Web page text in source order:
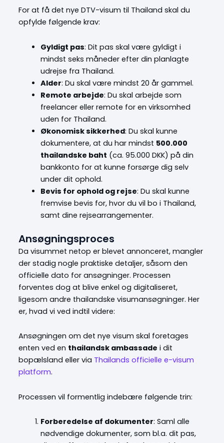
For at få det nye DTV-visum til Thailand skal du
opfylde følgende krav:
Gyldigt pas: Dit pas skal være gyldigt i
mindst seks måneder efter din planlagte
udrejse fra Thailand.
Alder: Du skal være mindst 20 år gammel.
Remote arbejde: Du skal arbejde som
freelancer eller remote for en virksomhed
uden for Thailand.
Økonomisk sikkerhed: Du skal kunne
dokumentere, at du har mindst 500.000
thailandske baht (ca. 95.000 DKK) på din
bankkonto for at kunne forsørge dig selv
under dit ophold.
Bevis for ophold og rejse: Du skal kunne
fremvise bevis for, hvor du vil bo i Thailand,
samt dine rejsearrangementer.
Ansøgningsproces
Da visummet netop er blevet annonceret, mangler
der stadig nogle praktiske detaljer, såsom den
officielle dato for ansøgninger. Processen
forventes dog at blive enkel og digitaliseret,
ligesom andre thailandske visumansøgninger. Her
er, hvad vi ved indtil videre:
Ansøgningen om det nye visum skal foretages
enten ved en thailandsk ambassade i dit
bopælsland eller via Thailands officielle e-visum
platform.
Processen vil formentlig indebære følgende trin:
Forberedelse af dokumenter: Saml alle
nødvendige dokumenter, som bl.a. dit pas,